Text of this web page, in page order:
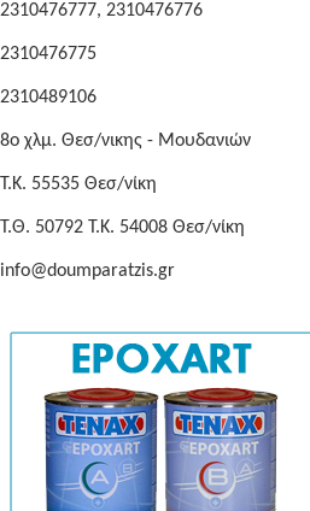
2310476777, 2310476776
2310476775
2310489106
8o χλμ. Θεσ/νικης - Μουδανιών
Τ.Κ. 55535 Θεσ/νίκη
Τ.Θ. 50792 Τ.Κ. 54008 Θεσ/νίκη
info@doumparatzis.gr